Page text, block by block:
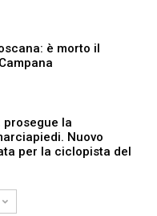
è morto il
prosegue la
Nuovo
per la ciclopista del